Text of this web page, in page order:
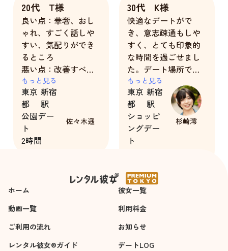
20代 T様
良い点：華奢、おし
ゃれ、すごく話しや
すい、気配りができ
るところ
悪い点：改善すべき
点がないところ
もっと見る
東京
都
新宿
駅
公園デー
ト
2時間
佐々木遥
30代 K様
快適なデートがで
き、意志疎通もしや
すく、とても印象的
な時間を過ごせまし
た。デート場所での
楽しみ方も１人で行
く場合よりもかなり
楽しめたので、安心
できるお相手でし
た。会話の内容も初
対面ならではの内容
ていて、また情報交
換もできたので嬉し
いです。
もっと見る
東京
都
新宿
駅
ショッピ
ングデー
ト
杉崎澪
ホーム
彼女一覧
動画一覧
利用料金
ご利用の流れ
お知らせ
レンタル彼女®ガイド
デートLOG